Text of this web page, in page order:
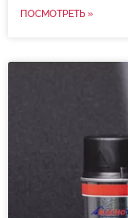
ПОСМОТРЕТЬ »